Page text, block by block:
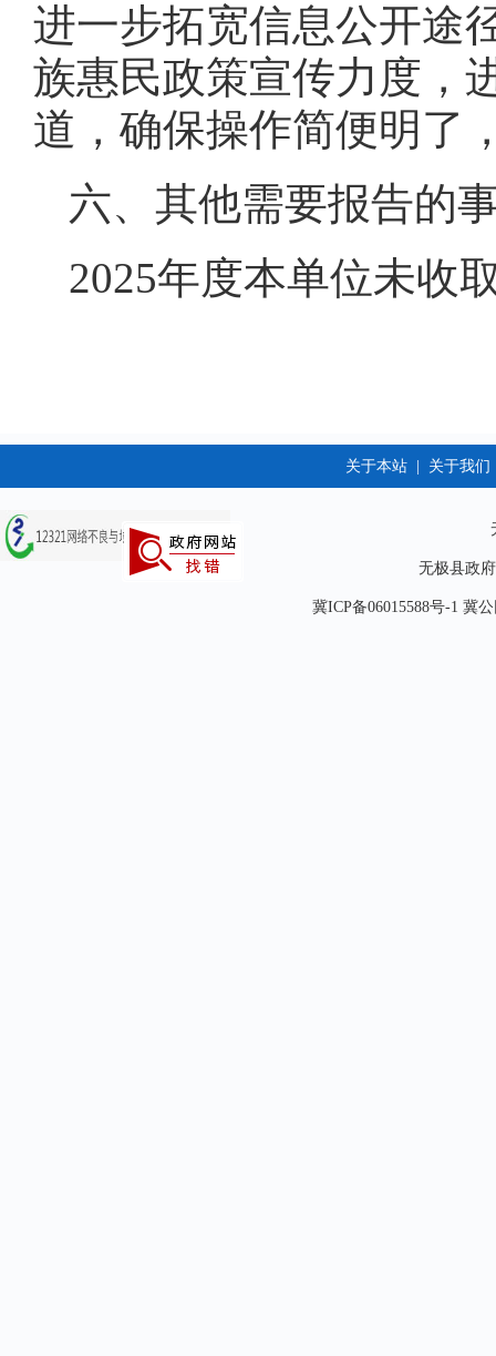
进一步拓宽信息公开途
族惠民政策宣传力度，
道，确保操作简便明了
六、其他需要报告的
2025年度本单位未收